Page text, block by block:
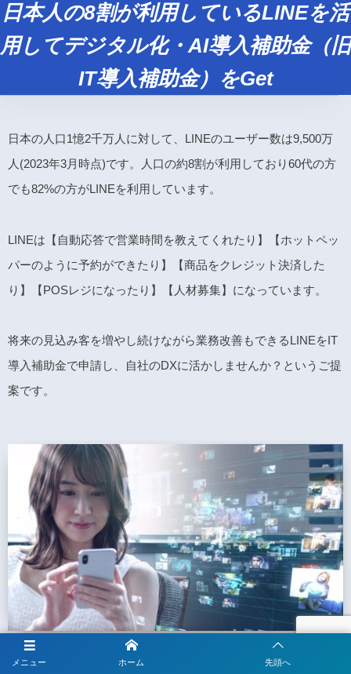
日本人の8割が利用しているLINEを活
用してデジタル化・AI導入補助金（旧
IT導入補助金）をGet
日本の人口1憶2千万人に対して、LINEのユーザー数は9,500万
人(2023年3月時点)です。人口の約8割が利用しており60代の方
でも82%の方がLINEを利用しています。
LINEは【自動応答で営業時間を教えてくれたり】【ホットペッ
パーのように予約ができたり】【商品をクレジット決済した
り】【POSレジになったり】【人材募集】になっています。
将来の見込み客を増やし続けながら業務改善もできるLINEをIT
導入補助金で申請し、自社のDXに活かしませんか？というご提
案です。
メニュー ホーム 先頭へ